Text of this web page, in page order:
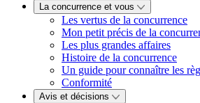
La concurrence et vous
Les vertus de la concurrence
Mon petit précis de la
Les plus grandes affaires
Histoire de la concurrence
Un guide pour connaître les
Conformité
Avis et décisions